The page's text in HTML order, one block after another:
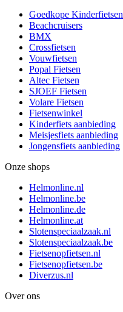
Goedkope Kinderfietsen
Beachcruisers
BMX
Crossfietsen
Vouwfietsen
Popal Fietsen
Altec Fietsen
SJOEF Fietsen
Volare Fietsen
Fietsenwinkel
Kinderfiets aanbieding
Meisjesfiets aanbieding
Jongensfiets aanbieding
Onze shops
Helmonline.nl
Helmonline.be
Helmonline.de
Helmonline.at
Slotenspeciaalzaak.nl
Slotenspeciaalzaak.be
Fietsenopfietsen.nl
Fietsenopfietsen.be
Diverzus.nl
Over ons